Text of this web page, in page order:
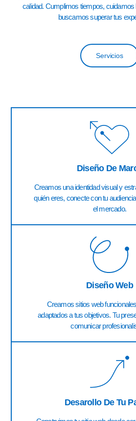
calidad. Cumplimos tiempos,
buscamos superar tus
Servicios
Diseño De
Creamos una identidad visual y
quién eres, conecte con tu
el mercado.
Diseño Web
Creamos sitios web
adaptados a tus objetivos. Tu
comunicar
Desarollo De Tu